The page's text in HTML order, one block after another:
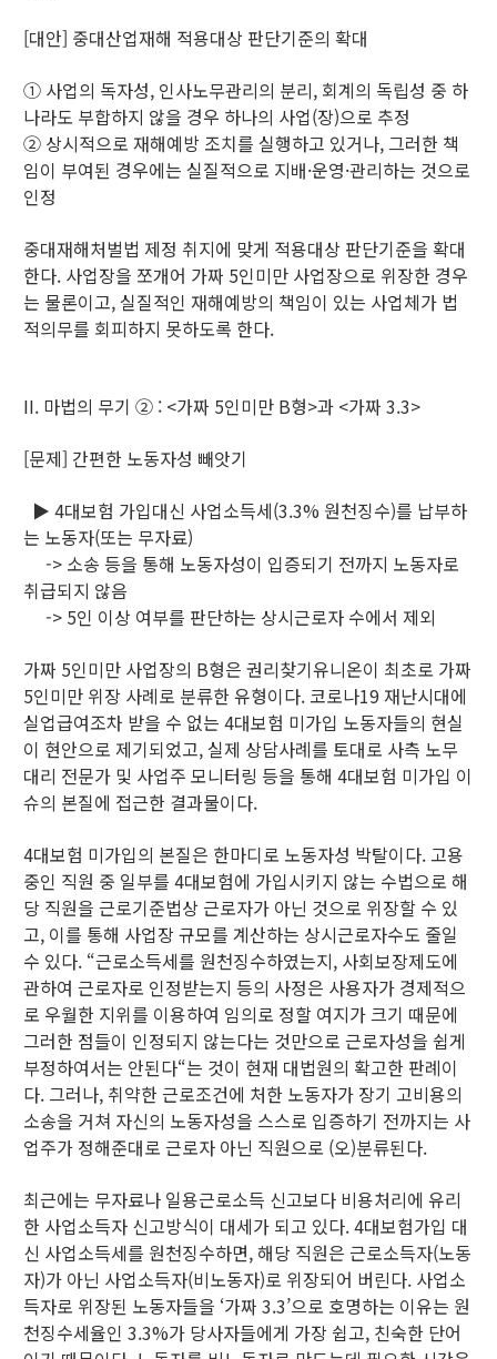
[대안] 중대산업재해 적용대상 판단기준의 확대
① 사업의 독자성, 인사노무관리의 분리, 회계의 독립성 중 하
나라도 부합하지 않을 경우 하나의 사업(장)으로 추정
② 상시적으로 재해예방 조치를 실행하고 있거나, 그러한 책
임이 부여된 경우에는 실질적으로 지배·운영·관리하는 것으로
인정
중대재해처벌법 제정 취지에 맞게 적용대상 판단기준을 확대
한다. 사업장을 쪼개어 가짜 5인미만 사업장으로 위장한 경우
는 물론이고, 실질적인 재해예방의 책임이 있는 사업체가 법
적의무를 회피하지 못하도록 한다.
II. 마법의 무기 ② : <가짜 5인미만 B형>과 <가짜 3.3>
[문제] 간편한 노동자성 빼앗기
▶ 4대보험 가입대신 사업소득세(3.3% 원천징수)를 납부하
는 노동자(또는 무자료)
-> 소송 등을 통해 노동자성이 입증되기 전까지 노동자로
취급되지 않음
-> 5인 이상 여부를 판단하는 상시근로자 수에서 제외
가짜 5인미만 사업장의 B형은 권리찾기유니온이 최초로 가짜
5인미만 위장 사례로 분류한 유형이다. 코로나19 재난시대에
실업급여조차 받을 수 없는 4대보험 미가입 노동자들의 현실
이 현안으로 제기되었고, 실제 상담사례를 토대로 사측 노무
대리 전문가 및 사업주 모니터링 등을 통해 4대보험 미가입 이
슈의 본질에 접근한 결과물이다.
4대보험 미가입의 본질은 한마디로 노동자성 박탈이다. 고용
중인 직원 중 일부를 4대보험에 가입시키지 않는 수법으로 해
당 직원을 근로기준법상 근로자가 아닌 것으로 위장할 수 있
고, 이를 통해 사업장 규모를 계산하는 상시근로자수도 줄일
수 있다. “근로소득세를 원천징수하였는지, 사회보장제도에
관하여 근로자로 인정받는지 등의 사정은 사용자가 경제적으
로 우월한 지위를 이용하여 임의로 정할 여지가 크기 때문에
그러한 점들이 인정되지 않는다는 것만으로 근로자성을 쉽게
부정하여서는 안된다“는 것이 현재 대법원의 확고한 판례이
다. 그러나, 취약한 근로조건에 처한 노동자가 장기 고비용의
소송을 거쳐 자신의 노동자성을 스스로 입증하기 전까지는 사
업주가 정해준대로 근로자 아닌 직원으로 (오)분류된다.
최근에는 무자료나 일용근로소득 신고보다 비용처리에 유리
한 사업소득자 신고방식이 대세가 되고 있다. 4대보험가입 대
신 사업소득세를 원천징수하면, 해당 직원은 근로소득자(노동
자)가 아닌 사업소득자(비노동자)로 위장되어 버린다. 사업소
득자로 위장된 노동자들을 ‘가짜 3.3’으로 호명하는 이유는 원
천징수세율인 3.3%가 당사자들에게 가장 쉽고, 친숙한 단어